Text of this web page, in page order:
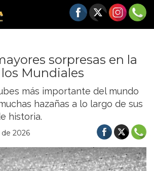
sorpresas en la
Mundiales
más importante del mundo
hazañas a lo largo de sus
historia.
de 2026